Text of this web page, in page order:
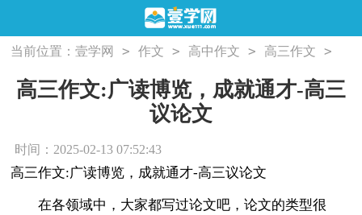
当前位置：壹学网 > 作文 > 高中作文 > 高三作文 >
高三作文:广读博览，成就通才-高三议论文
高三作文:广读博览，成就通才-高三
议论文
时间：2025-02-13 07:52:43
高三作文:广读博览，成就通才-高三议论文
在各领域中，大家都写过论文吧，论文的类型很